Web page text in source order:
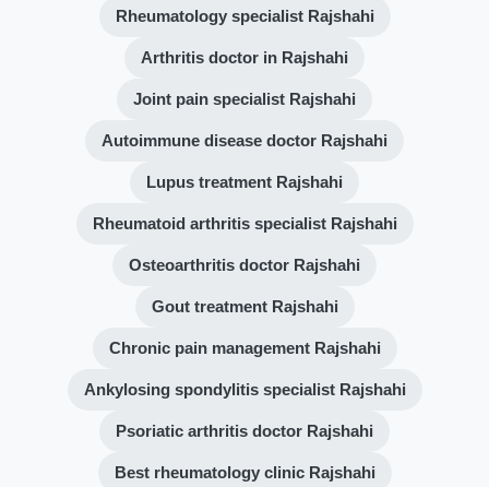
Rheumatology specialist Rajshahi
Arthritis doctor in Rajshahi
Joint pain specialist Rajshahi
Autoimmune disease doctor Rajshahi
Lupus treatment Rajshahi
Rheumatoid arthritis specialist Rajshahi
Osteoarthritis doctor Rajshahi
Gout treatment Rajshahi
Chronic pain management Rajshahi
Ankylosing spondylitis specialist Rajshahi
Psoriatic arthritis doctor Rajshahi
Best rheumatology clinic Rajshahi